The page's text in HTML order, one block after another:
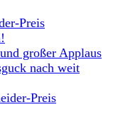
Preis
großer Applaus
nach weit
Preis